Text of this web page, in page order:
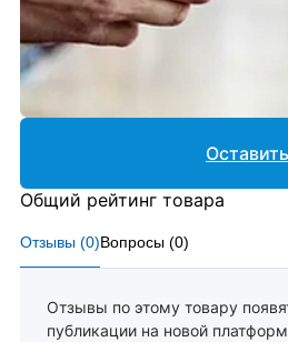
Отзывы (0)Вопросы (0)
Отзывы по этому товару
публикации на новой
Общий рейтинг товара